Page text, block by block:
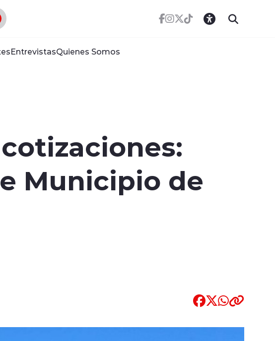
EntrevistasQuienes Somos
Municipio de